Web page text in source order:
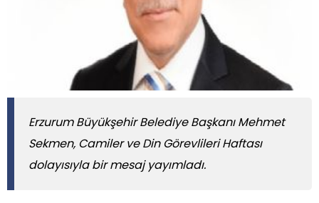
Erzurum Büyükşehir Belediye Başkanı Mehmet
Sekmen, Camiler ve Din Görevlileri Haftası
dolayısıyla bir mesaj yayımladı.